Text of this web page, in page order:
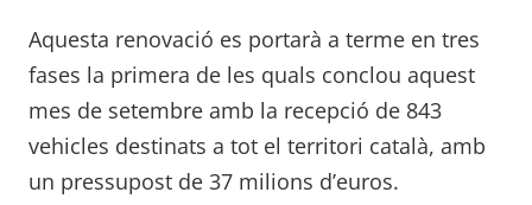
Aquesta renovació es portarà a terme en tres
fases la primera de les quals conclou aquest
mes de setembre amb la recepció de 843
vehicles destinats a tot el territori català, amb
un pressupost de 37 milions d’euros.